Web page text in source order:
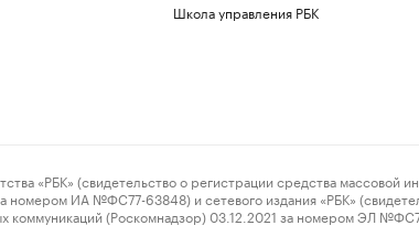
Школа управления РБК
(свидетельство о регистрации средства массовой
ИА №ФС77-63848) и сетевого издания «РБК»
коммуникаций (Роскомнадзор) 03.12.2021 за номером ЭЛ